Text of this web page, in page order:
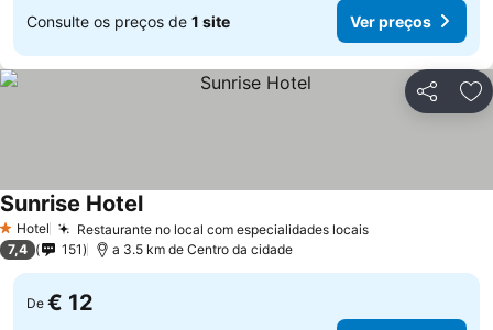
Consulte os preços de 1 site Ver preços
Partilhar
1 Estrelas
Hotel Restaurante no local com especialidades locaisVer preços
Sunrise HotelVer preços
7,4 151 a 3.5 km de Centro da cidade
De € 12